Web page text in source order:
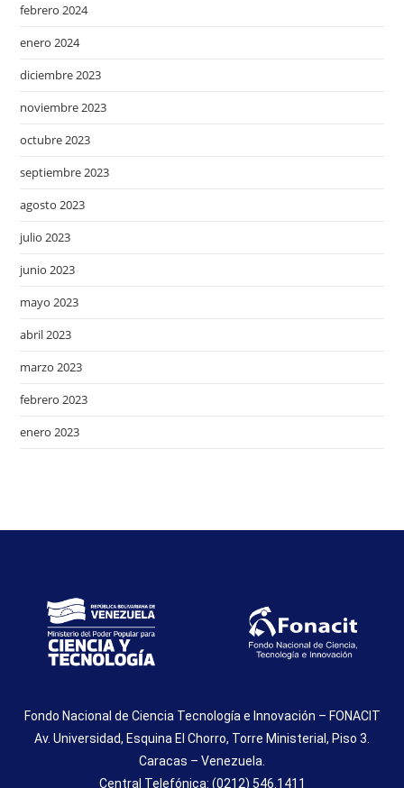
febrero 2024
enero 2024
diciembre 2023
noviembre 2023
octubre 2023
septiembre 2023
agosto 2023
julio 2023
junio 2023
mayo 2023
abril 2023
marzo 2023
febrero 2023
enero 2023
Fondo Nacional de Ciencia Tecnología e Innovación – FONACIT
Av. Universidad, Esquina El Chorro, Torre Ministerial, Piso 3.
Caracas – Venezuela.
Central Telefónica: (0212) 546.1411